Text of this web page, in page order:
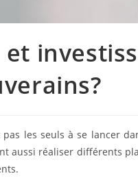
les seuls à se lancer
aussi réaliser différents